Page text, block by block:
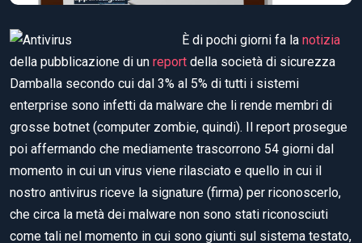
È di pochi giorni fa la notizia
della pubblicazione di un report della società di sicurezza
Damballa secondo cui dal 3% al 5% di tutti i sistemi
enterprise sono infetti da malware che li rende membri di
grosse botnet (computer zombie, quindi). Il report prosegue
poi affermando che mediamente trascorrono 54 giorni dal
momento in cui un virus viene rilasciato e quello in cui il
nostro antivirus riceve la signature (firma) per riconoscerlo,
che circa la metà dei malware non sono stati riconosciuti
come tali nel momento in cui sono giunti sul sistema testato,